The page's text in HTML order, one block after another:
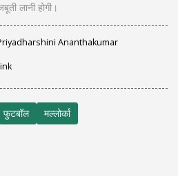
लानी होगी।
Ananthakumar
फुटबॉल मल्लोर्का